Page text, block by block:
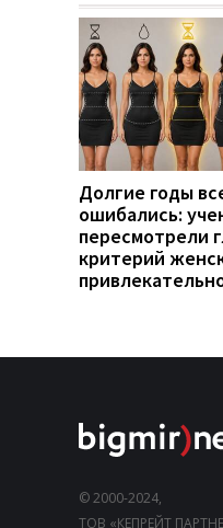
Долгие годы
ошибались:
пересмотрели
критерий
© 2000-2024,
ТОВ «КЕПРЕЙТ